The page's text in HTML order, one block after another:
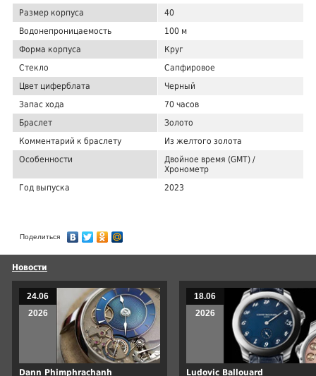
Размер корпуса
40
Водонепроницаемость
100 м
Форма корпуса
Круг
Стекло
Сапфировое
Цвет циферблата
Черный
Запас хода
70 часов
Браслет
Золото
Комментарий к браслету
Из желтого золота
Особенности
Двойное время (GMT) /
Хронометр
Год выпуска
2023
Поделиться
Новости
24.06
2026
Dann Phimphrachanh
18.06
2026
Ludovic Ballouard